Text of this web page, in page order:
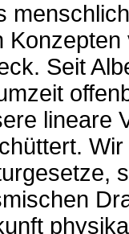
Konzepten
Seit
lineare